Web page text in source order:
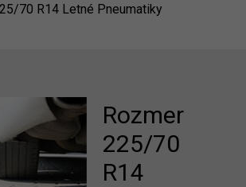
70 R14 Letné Pneumatiky
Rozmer
225/70
R14